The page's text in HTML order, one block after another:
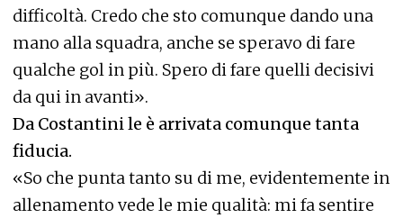
difficoltà. Credo che sto comunque dando una
mano alla squadra, anche se speravo di fare
qualche gol in più. Spero di fare quelli decisivi
da qui in avanti».
Da Costantini le è arrivata comunque tanta
fiducia.
«So che punta tanto su di me, evidentemente in
allenamento vede le mie qualità: mi fa sentire